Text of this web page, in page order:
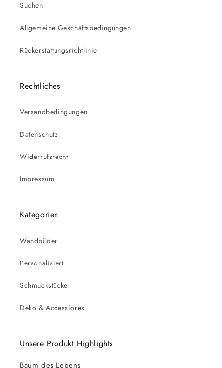
Suchen
Allgemeine Geschäftsbedingungen
Rückerstattungsrichtlinie
Rechtliches
Versandbedingungen
Datenschutz
Widerrufsrecht
Impressum
Kategorien
Wandbilder
Personalisiert
Schmuckstücke
Deko & Accessiores
Unsere Produkt Highlights
Baum des Lebens